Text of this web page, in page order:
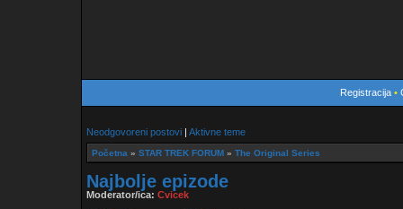
Registracija•
Neodgovoreni postovi | Aktivne teme
Početna » STAR TREK FORUM » The Original Series
Najbolje epizode
Moderator/ica: Cvicek